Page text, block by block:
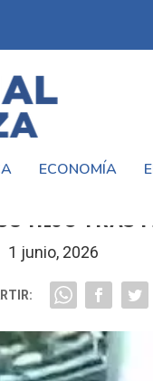
ECONOMÍA
HIJO TRAS
1 junio, 2026